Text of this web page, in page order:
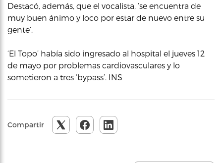
Destacó, además, que el vocalista, ‘se encuentra de
muy buen ánimo y loco por estar de nuevo entre su
gente’.
‘El Topo’ había sido ingresado al hospital el jueves 12
de mayo por problemas cardiovasculares y lo
sometieron a tres ‘bypass’. INS
Compartir